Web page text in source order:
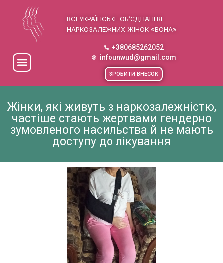
ВСЕУКРАЇНСЬКЕ ОБ’ЄДНАННЯ
НАРКОЗАЛЕЖНИХ ЖІНОК «ВОНА»
+380685262052
infounwud@gmail.com
ЗРОБИТИ ВНЕСОК
Жінки, які живуть з наркозалежністю,
частіше стають жертвами гендерно
зумовленого насильства й не мають
доступу до лікування